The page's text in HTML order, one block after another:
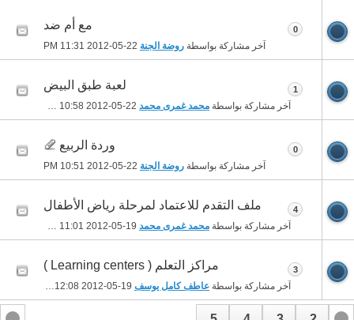
مع أم ضد
آخر مشاركة بواسطة روضة الجنة 11:31 PM
0
لعبة طبق البيض
آخر مشاركة بواسطة محمد غمرى محمد 10:58 PM
1
وردة الربيع
آخر مشاركة بواسطة روضة الجنة 10:51 PM
0
ملف التقدم للاعتماد لمرحلة رياض الأطفال
آخر مشاركة بواسطة محمد غمرى محمد 11:01 AM
4
مراكز التعلم ( Learning centers )
آخر مشاركة بواسطة عاطف كامل يوسف 12:08 AM
3